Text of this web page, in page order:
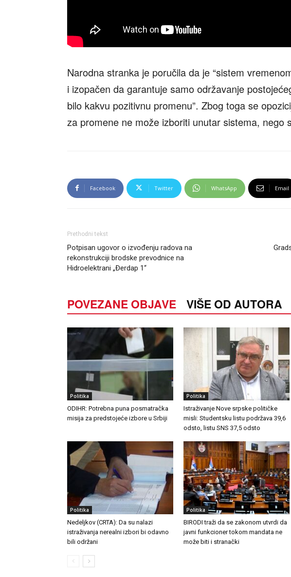
Narodna stranka je poručila da je “sistem
i izopačen da garantuje samo održavanje
bilo kakvu pozitivnu promenu”. Zbog toga se
za promene ne može izboriti unutar sistema, nego
Facebook Twitter WhatsApp Email
Prethodni tekst
Potpisan ugovor o izvođenju radova na
rekonstrukciji brodske prevodnice na
Hidroelektrani „Đerdap 1“
POVEZANE OBJAVE VIŠE OD AUTORA
Politika
ODIHR: Potrebna puna posmatračka
misija za predstojeće izbore u Srbiji
Politika
Istraživanje Nove srpske političke
misli: Studentsku listu podržava 39,6
odsto, listu SNS 37,5 odsto
Politika
Nedeljkov (CRTA): Da su nalazi
istraživanja nerealni izbori bi odavno
bili održani
Politika
BIRODI traži da se zakonom utvrdi da
javni funkcioner tokom mandata ne
može biti i stranački